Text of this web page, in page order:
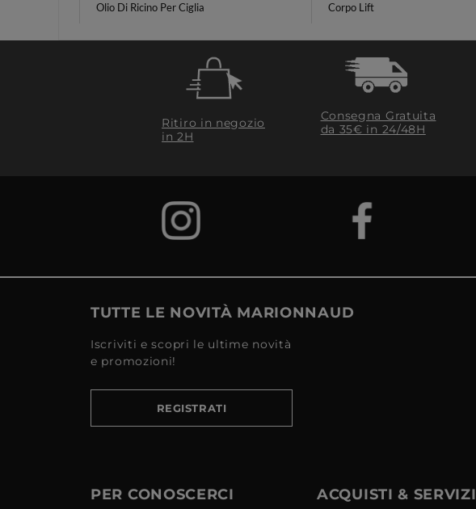
Olio Di Ricino Per Ciglia Corpo Lift
Ritiro in negozio
in 2H
Consegna Gratuita
da 35€​ in 24/48H
TUTTE LE NOVITÀ MARIONNAUD
Iscriviti e scopri le ultime novità
e promozioni!
REGISTRATI
PER CONOSCERCI
ACQUISTI & SERVIZI